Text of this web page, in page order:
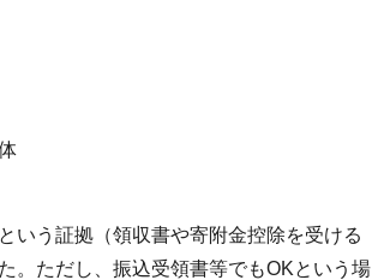
いう証拠（領収書や寄附金控除を受ける
。ただし、振込受領書等でもOKという場